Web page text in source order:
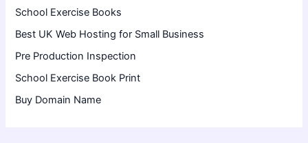
School Exercise Books
Best UK Web Hosting for Small Business
Pre Production Inspection
School Exercise Book Print
Buy Domain Name